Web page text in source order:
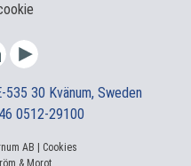
535 30 Kvänum, Sweden
0512-29100
AB | Cookies
& Morot